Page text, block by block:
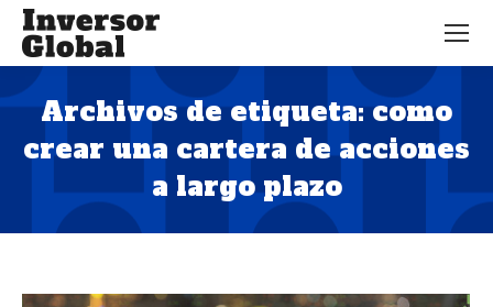
Archivos de etiqueta:como
crear una cartera de acciones
a largo plazo
Estás aquí: